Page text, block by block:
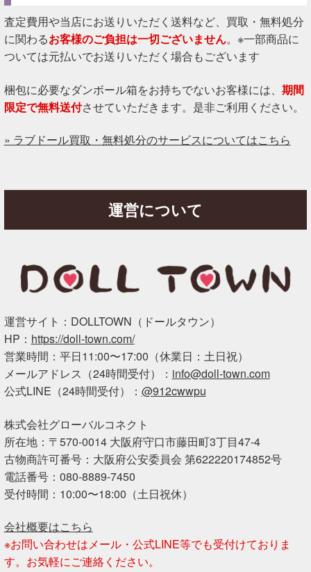
査定費用や当店にお送りいただく送料など、買取・無料処分
に関わるお客様のご負担は一切ございません。※一部商品に
ついては元払いでお送りいただく場合もございます
梱包に必要なダンボール箱をお持ちでないお客様には、 期間
限定で無料送付させていただきます。是非ご利用ください。
» ラブドール買取・無料処分のサービスについてはこちら
運営について
運営サイト：DOLLTOWN（ドールタウン）
HP： https://doll-town.com/
営業時間：平日11:00〜17:00（休業日：土日祝）
メールアドレス（24時間受付）： info@doll-town.com
公式LINE（24時間受付）： @912cwwpu
株式会社グローバルコネクト
所在地：〒570-0014 大阪府守口市藤田町3丁目47-4
古物商許可番号：大阪府公安委員会 第622220174852号
電話番号：080-8889-7450
受付時間：10:00〜18:00（土日祝休）
会社概要はこちら
※お問い合わせはメール・公式LINE等でも受付けておりま
す。お気軽にご連絡ください。